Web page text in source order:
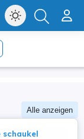
Alle anzeigen
schaukel